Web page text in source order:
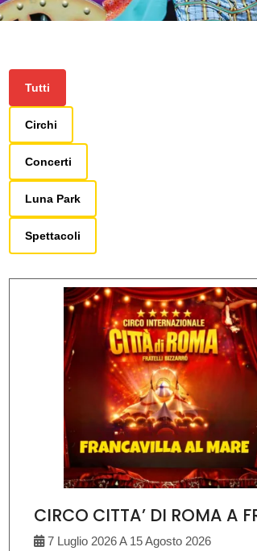
Tutti
Circhi
Concerti
Luna Park
Spettacoli
7 Luglio 2026 A 15 Agosto 2026